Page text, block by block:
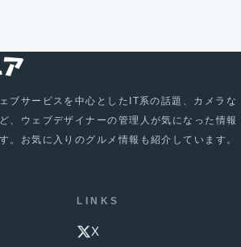
ブサービスを中心としたIT系の話題、カメラな
、ウェブデザイナーの管理人が気になった情報
。お気に入りのグルメ情報も紹介しています。
LINKS
X